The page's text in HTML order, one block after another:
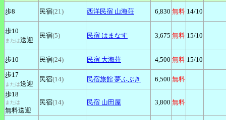
歩8 民宿(21) 西洋民宿 山海荘 6,830 無料 14/10
歩10
または送迎
民宿(5) 民宿 はまなす 3,675 無料 15/10
歩10 民宿(24) 民宿 大海荘 4,500 無料 15/10
歩17
または送迎
民宿(14) 民宿旅館 夢ふぶき 6,500 無料
歩18
または
無料送迎
民宿(14) 民宿 山田屋 3,800 無料